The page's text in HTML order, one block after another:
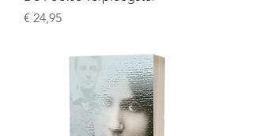
Prijs
€ 24,95